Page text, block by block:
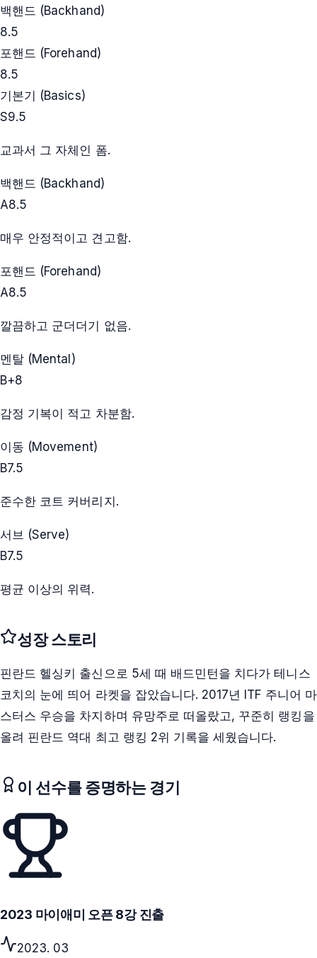
백핸드 (Backhand)
8.5
포핸드 (Forehand)
8.5
기본기 (Basics)
S9.5
교과서 그 자체인 폼.
백핸드 (Backhand)
A8.5
매우 안정적이고 견고함.
포핸드 (Forehand)
A8.5
깔끔하고 군더더기 없음.
멘탈 (Mental)
B+8
감정 기복이 적고 차분함.
이동 (Movement)
B7.5
준수한 코트 커버리지.
서브 (Serve)
B7.5
평균 이상의 위력.
성장 스토리
핀란드 헬싱키 출신으로 5세 때 배드민턴을 치다가 테니스
코치의 눈에 띄어 라켓을 잡았습니다. 2017년 ITF 주니어 마
스터스 우승을 차지하며 유망주로 떠올랐고, 꾸준히 랭킹을
올려 핀란드 역대 최고 랭킹 2위 기록을 세웠습니다.
이 선수를 증명하는 경기
2023 마이애미 오픈 8강 진출
2023. 03